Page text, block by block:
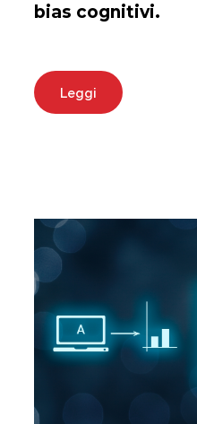
bias cognitivi.
Leggi